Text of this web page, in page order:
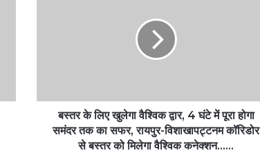
बस्तर के लिए खुलेगा वैश्विक द्वार, 4 घंटे में पूरा होगा
समंदर तक का सफर, रायपुर-विशाखापट्टनम कॉरिडोर
से बस्तर को मिलेगा वैश्विक कनेक्शन……